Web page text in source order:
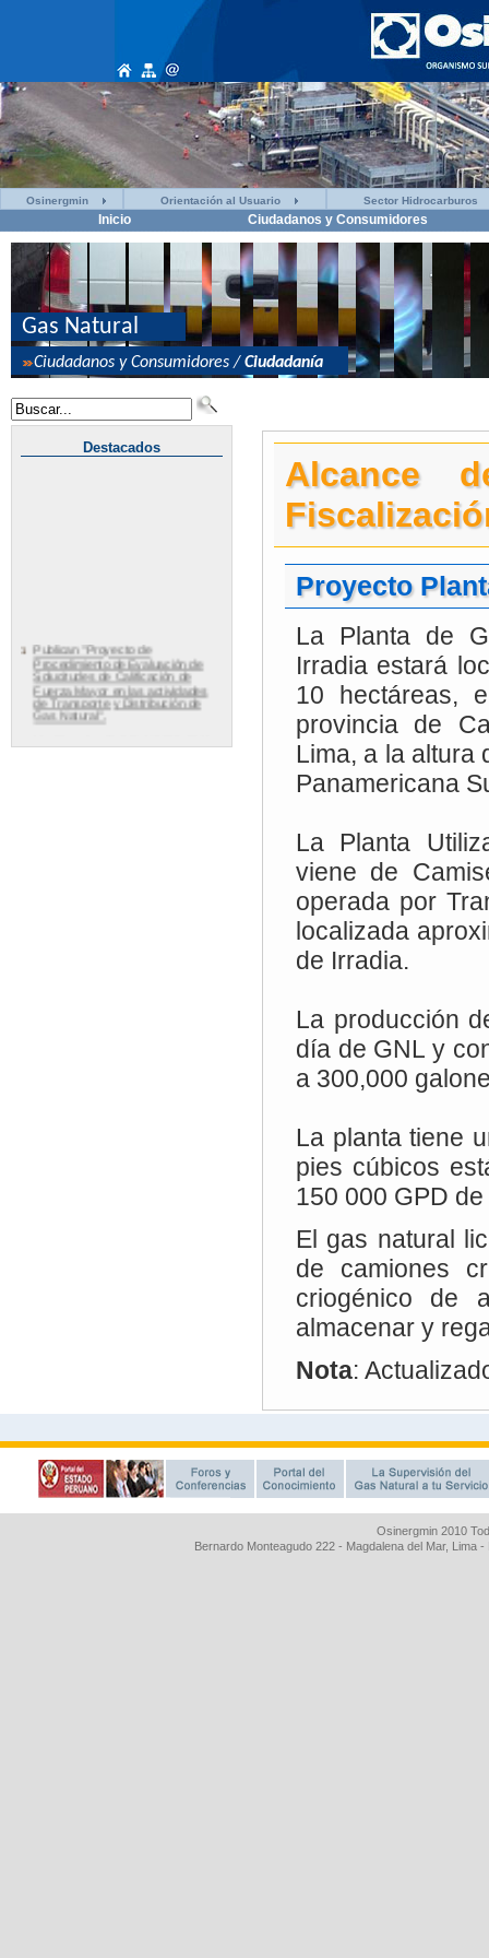
Osinergmin Orientación al Usuario Sector Hidrocarburos
Inicio Ciudadanos y Consumidores
Osinergmin 2010
Bernardo Monteagudo 222 - Magdalena del Mar, Lima